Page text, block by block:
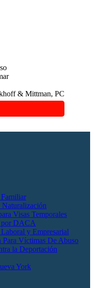
& Mittman, PC
Visas Temporales
por DACA
y Empresarial
Víctimas De Abuso
la Deportación
York